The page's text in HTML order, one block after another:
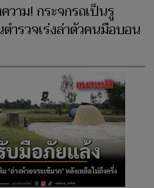
าม! กระจกรถเป็นรู
ำรวจเร่งล่าตัวคนมือบอน